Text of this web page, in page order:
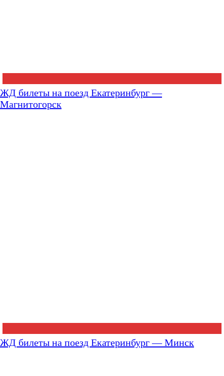
ЖД билеты на поезд Екатеринбург —
Магнитогорск
ЖД билеты на поезд Екатеринбург — Минск